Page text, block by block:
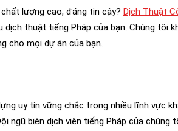
chất lượng cao, đáng tin cậy? Dịch Thuật
thuật tiếng Pháp của bạn. Chúng tôi
cho mọi dự án của bạn.
uy tín vững chắc trong nhiều lĩnh vực
ngũ biên dịch viên tiếng Pháp của